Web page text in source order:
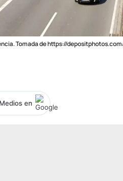
Tomada de https://
en